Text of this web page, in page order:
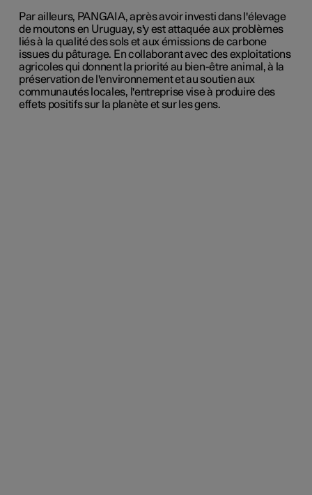
Par ailleurs, PANGAIA, après avoir investi dans l'élevage
de moutons en Uruguay, s'y est attaquée aux problèmes
liés à la qualité des sols et aux émissions de carbone
issues du pâturage. En collaborant avec des exploitations
agricoles qui donnent la priorité au bien-être animal, à la
préservation de l'environnement et au soutien aux
communautés locales, l'entreprise vise à produire des
effets positifs sur la planète et sur les gens.